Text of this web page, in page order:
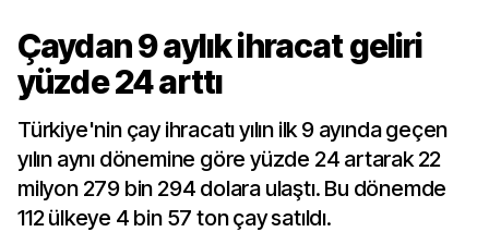
Çaydan 9 aylık ihracat geliri
yüzde 24 arttı
Türkiye'nin çay ihracatı yılın ilk 9 ayında geçen
yılın aynı dönemine göre yüzde 24 artarak 22
milyon 279 bin 294 dolara ulaştı. Bu dönemde
112 ülkeye 4 bin 57 ton çay satıldı.